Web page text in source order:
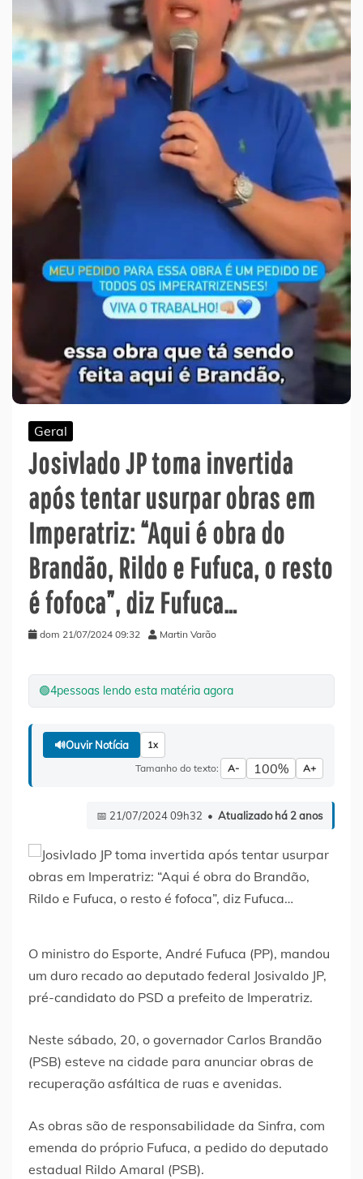
Geral
Josivlado JP toma invertida
após tentar usurpar obras em
Imperatriz: “Aqui é obra do
Brandão, Rildo e Fufuca, o resto
é fofoca”, diz Fufuca…
dom 21/07/2024 09:32 Martin Varão
🟢4pessoas lendo esta matéria agora
🔊Ouvir Notícia 1x
Tamanho do texto: A- 100% A+
📅 21/07/2024 09h32 • Atualizado há 2 anos
O ministro do Esporte, André Fufuca (PP), mandou
um duro recado ao deputado federal Josivaldo JP,
pré-candidato do PSD a prefeito de Imperatriz.
Neste sábado, 20, o governador Carlos Brandão
(PSB) esteve na cidade para anunciar obras de
recuperação asfáltica de ruas e avenidas.
As obras são de responsabilidade da Sinfra, com
emenda do próprio Fufuca, a pedido do deputado
estadual Rildo Amaral (PSB).